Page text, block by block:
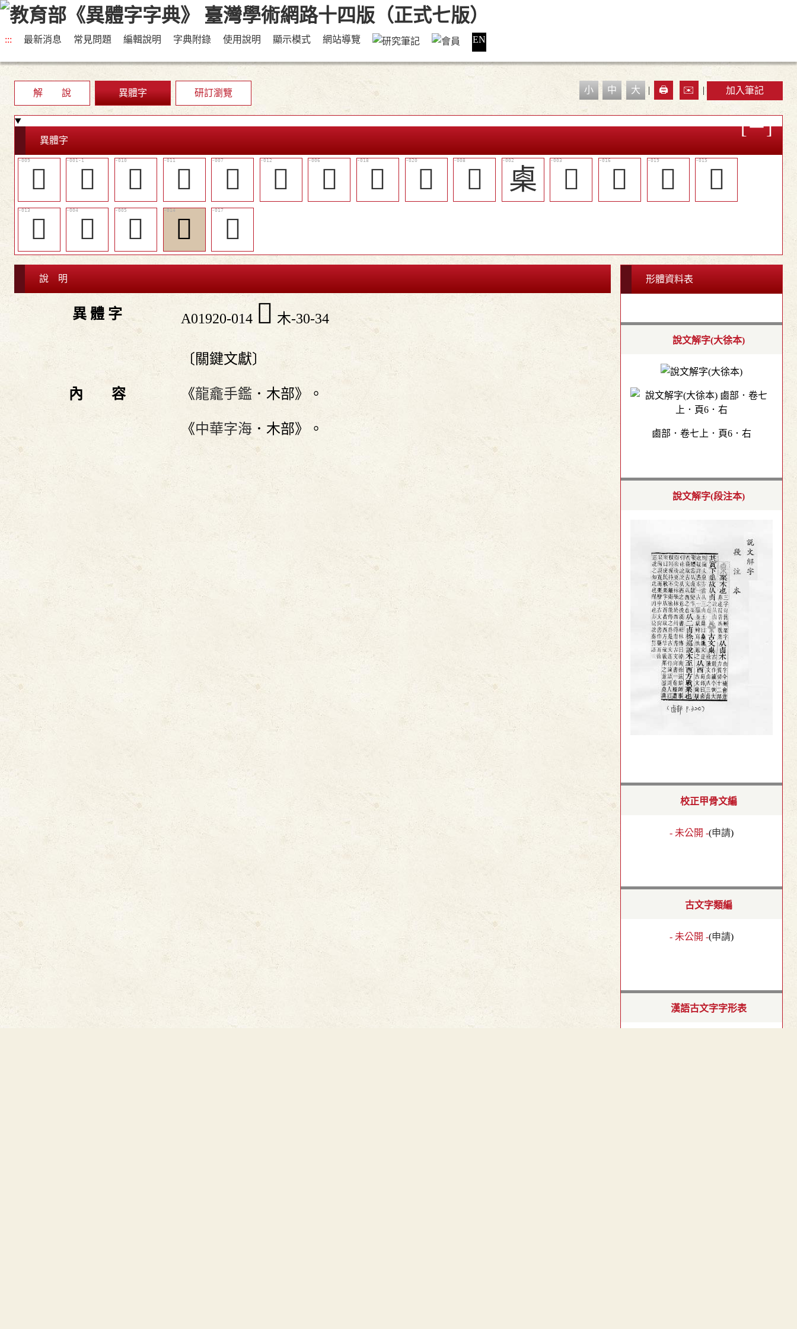
::: 最新消息 常見問題 編輯說明 字典附錄 使用說明 顯示模式 網站導覽 EN
解 說 異體字 研訂瀏覽 小 中 大 | 🖨️ ✉️ | 加入筆記
異體字
󲱔 𡨓 󲱕 󲱖 󲱒 󲱗 𣓨 󲱝 󲱟 󲱓 㮚 𣗴 󲱛 󲱞
󲱚
󲱘
𣡷 𣡼 󲱙 󲱜
說 明
異 體 字 A01920-014 󲱙 木-30-34
內 容
〔關鍵文獻〕
《龍龕手鑑 ．木部》。
《中華字海 ．木部》。
形體資料表
說文解字(大徐本)
鹵部．卷七上．頁6．右
說文解字(段注本)
校正甲骨文編
- 未公開 -(申請)
古文字類編
- 未公開 -(申請)
漢語古文字字形表